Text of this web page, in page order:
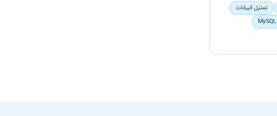
تمثيل البيانات
MySQL